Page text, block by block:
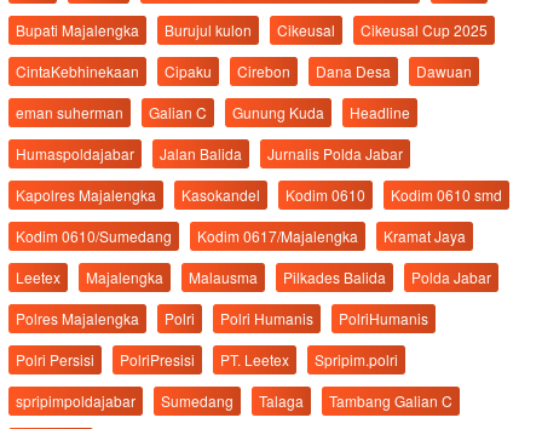
Bupati Majalengka
Burujul kulon Cikeusal
Cikeusal Cup 2025
CintaKebhinekaan
Cipaku Cirebon Dana Desa
Dawuan
eman suherman
Galian C Gunung Kuda
Headline
Humaspoldajabar
Jalan Balida
Jurnalis Polda Jabar
Kapolres Majalengka
Kasokandel Kodim 0610
Kodim 0610 smd
Kodim 0610/Sumedang
Kodim 0617/Majalengka
Kramat Jaya
Leetex
Majalengka Malausma Pilkades Balida
Polda Jabar
Polres Majalengka
Polri Polri Humanis
PolriHumanis
Polri Persisi
PolriPresisi PT. Leetex
Spripim.polri
spripimpoldajabar
Sumedang Talaga
Tambang Galian C